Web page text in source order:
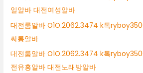
일알바 대전여성알바
대전룸알바 O1O.2062.3474 k톡
싸롱알바
대전룸알바 O1O.2062.3474 k톡
전유흥알바 대전노래방알바